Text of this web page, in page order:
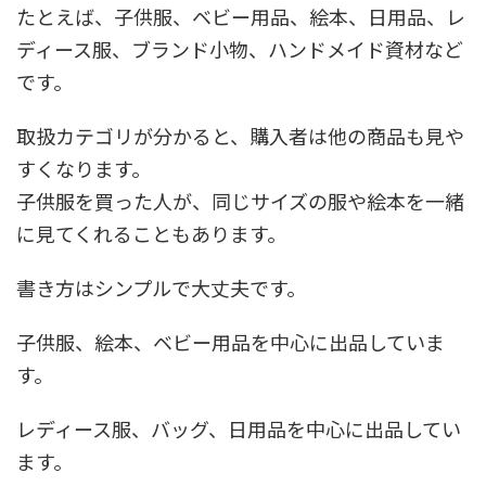
たとえば、子供服、ベビー用品、絵本、日用品、レ
ディース服、ブランド小物、ハンドメイド資材など
です。
取扱カテゴリが分かると、購入者は他の商品も見や
すくなります。
子供服を買った人が、同じサイズの服や絵本を一緒
に見てくれることもあります。
書き方はシンプルで大丈夫です。
子供服、絵本、ベビー用品を中心に出品していま
す。
レディース服、バッグ、日用品を中心に出品してい
ます。